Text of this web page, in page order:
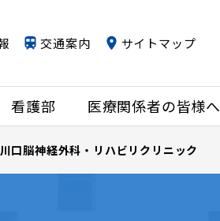
看護部 医療関係者の皆様へ
交通案内 サイトマップ
川口脳神経外科・リハビリクリニック